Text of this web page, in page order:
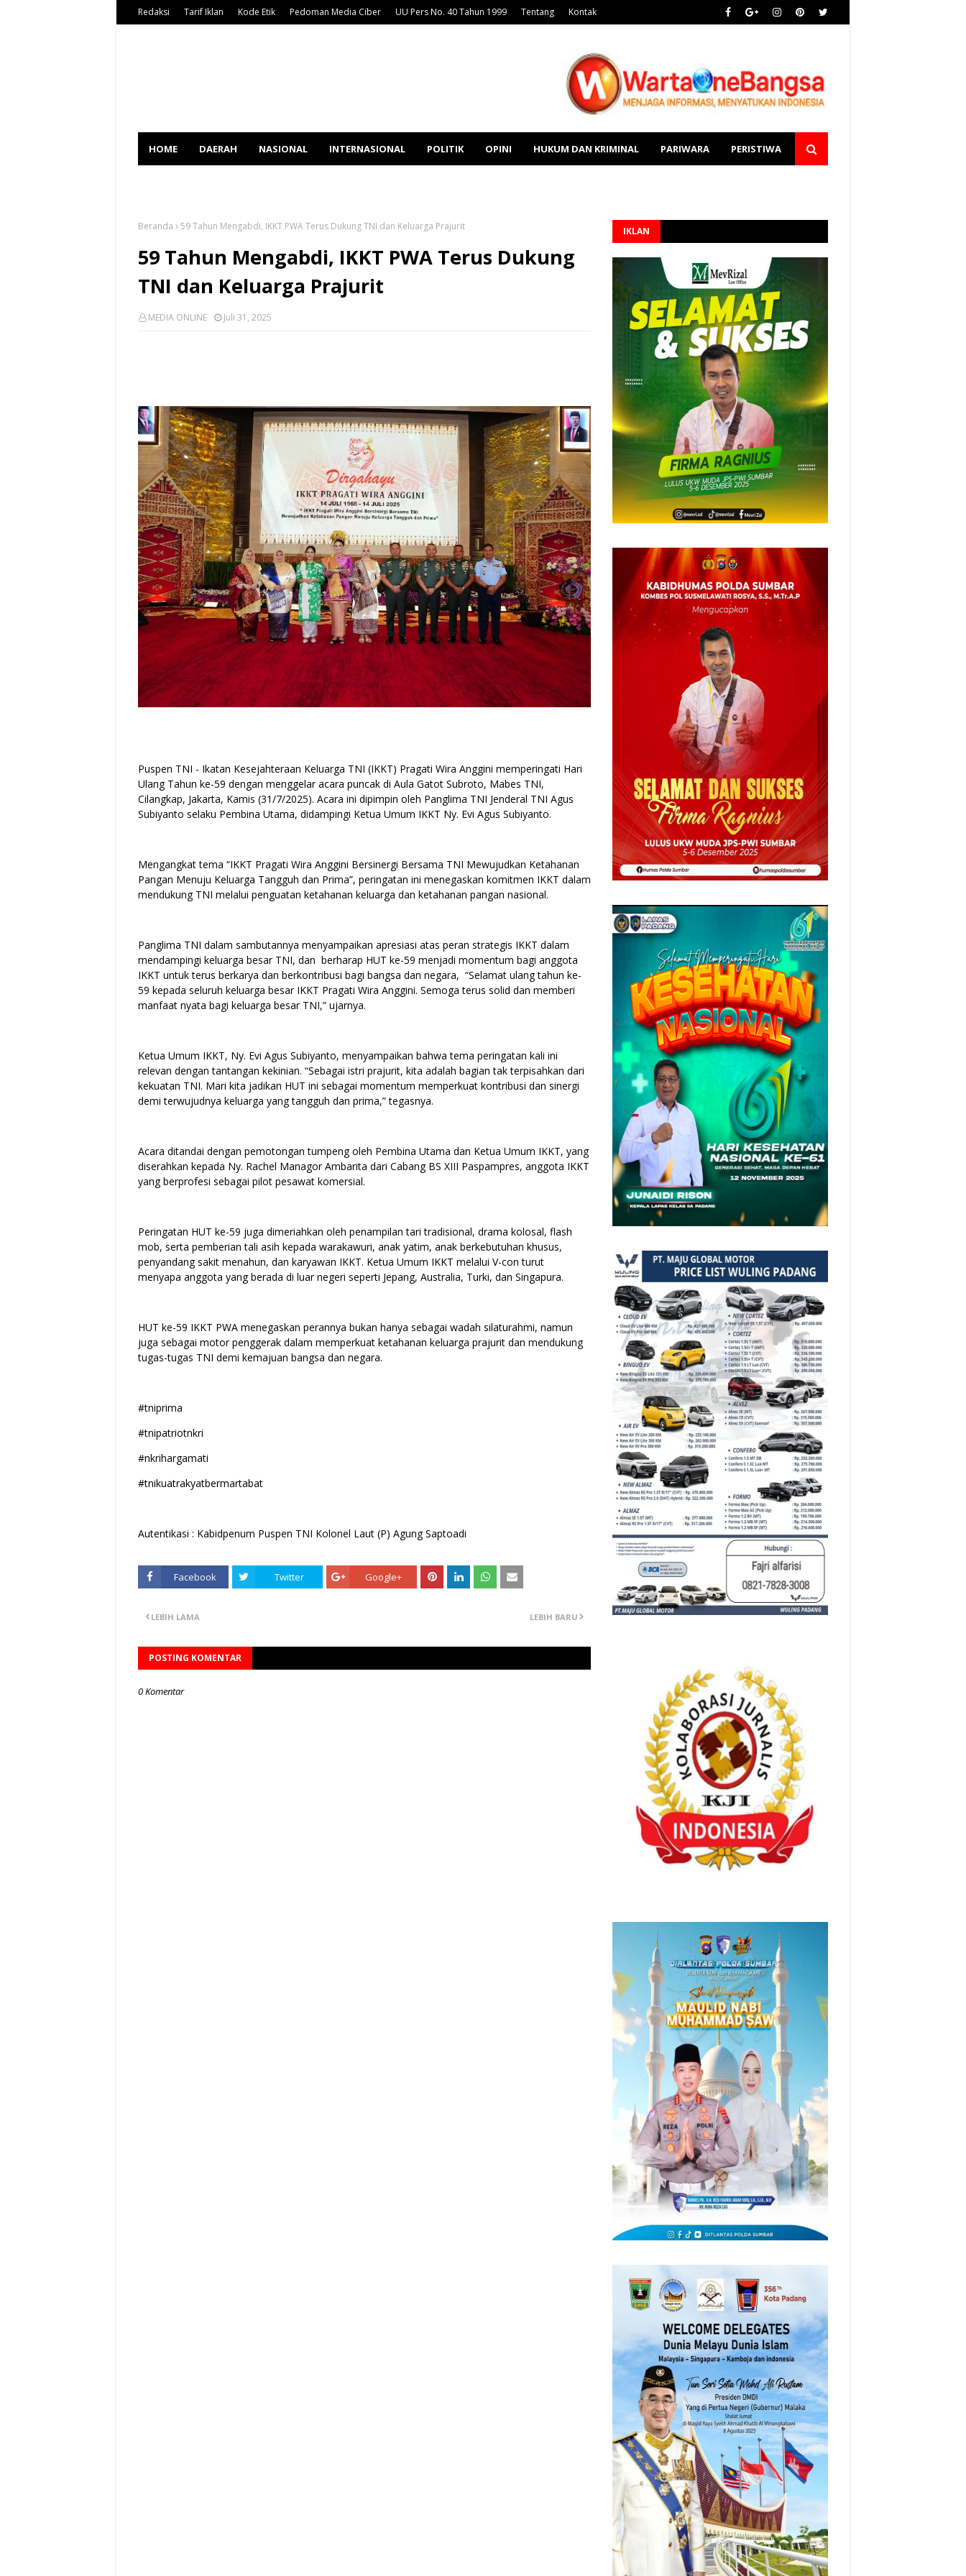
Redaksi Tarif Iklan Kode Etik Pedoman Media Ciber UU Pers No. 40 Tahun 1999 Tentang Kontak
HOME DAERAH NASIONAL INTERNASIONAL POLITIK OPINI HUKUM DAN KRIMINAL PARIWARA PERISTIWA
Beranda 59 Tahun Mengabdi, IKKT PWA Terus Dukung TNI dan Keluarga Prajurit
59 Tahun Mengabdi, IKKT PWA Terus Dukung
TNI dan Keluarga Prajurit
MEDIA ONLINE Juli 31, 2025
Puspen TNI - Ikatan Kesejahteraan Keluarga TNI (IKKT) Pragati Wira Anggini memperingati Hari
Ulang Tahun ke-59 dengan menggelar acara puncak di Aula Gatot Subroto, Mabes TNI,
Cilangkap, Jakarta, Kamis (31/7/2025). Acara ini dipimpin oleh Panglima TNI Jenderal TNI Agus
Subiyanto selaku Pembina Utama, didampingi Ketua Umum IKKT Ny. Evi Agus Subiyanto.
Mengangkat tema “IKKT Pragati Wira Anggini Bersinergi Bersama TNI Mewujudkan Ketahanan
Pangan Menuju Keluarga Tangguh dan Prima”, peringatan ini menegaskan komitmen IKKT dalam
mendukung TNI melalui penguatan ketahanan keluarga dan ketahanan pangan nasional.
Panglima TNI dalam sambutannya menyampaikan apresiasi atas peran strategis IKKT dalam
mendampingi keluarga besar TNI, dan berharap HUT ke-59 menjadi momentum bagi anggota
IKKT untuk terus berkarya dan berkontribusi bagi bangsa dan negara, “Selamat ulang tahun ke-
59 kepada seluruh keluarga besar IKKT Pragati Wira Anggini. Semoga terus solid dan memberi
manfaat nyata bagi keluarga besar TNI,” ujarnya.
Ketua Umum IKKT, Ny. Evi Agus Subiyanto, menyampaikan bahwa tema peringatan kali ini
relevan dengan tantangan kekinian. “Sebagai istri prajurit, kita adalah bagian tak terpisahkan dari
kekuatan TNI. Mari kita jadikan HUT ini sebagai momentum memperkuat kontribusi dan sinergi
demi terwujudnya keluarga yang tangguh dan prima,” tegasnya.
Acara ditandai dengan pemotongan tumpeng oleh Pembina Utama dan Ketua Umum IKKT, yang
diserahkan kepada Ny. Rachel Managor Ambarita dari Cabang BS XIII Paspampres, anggota IKKT
yang berprofesi sebagai pilot pesawat komersial.
Peringatan HUT ke-59 juga dimeriahkan oleh penampilan tari tradisional, drama kolosal, flash
mob, serta pemberian tali asih kepada warakawuri, anak yatim, anak berkebutuhan khusus,
penyandang sakit menahun, dan karyawan IKKT. Ketua Umum IKKT melalui V-con turut
menyapa anggota yang berada di luar negeri seperti Jepang, Australia, Turki, dan Singapura.
HUT ke-59 IKKT PWA menegaskan perannya bukan hanya sebagai wadah silaturahmi, namun
juga sebagai motor penggerak dalam memperkuat ketahanan keluarga prajurit dan mendukung
tugas-tugas TNI demi kemajuan bangsa dan negara.
#tniprima
#tnipatriotnkri
#nkrihargamati
#tnikuatrakyatbermartabat
Autentikasi : Kabidpenum Puspen TNI Kolonel Laut (P) Agung Saptoadi
Facebook Twitter Google+
LEBIH BARU
LEBIH LAMA
POSTING KOMENTAR
0 Komentar
IKLAN